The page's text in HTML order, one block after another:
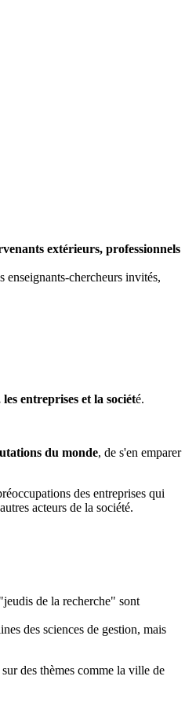
extérieurs, professionnels
enseignants-chercheurs invités,
entreprises et la société.
du monde, de s'en emparer
des entreprises qui
acteurs de la société.
de la recherche" sont
des sciences de gestion, mais
des thèmes comme la ville de